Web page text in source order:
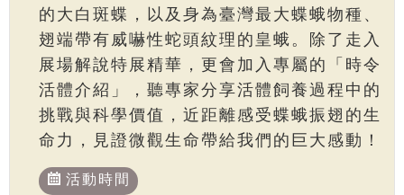
的大白斑蝶，以及身為臺灣最大蝶蛾物種、
翅端帶有威嚇性蛇頭紋理的皇蛾。除了走入
展場解說特展精華，更會加入專屬的「時令
活體介紹」，聽專家分享活體飼養過程中的
挑戰與科學價值，近距離感受蝶蛾振翅的生
命力，見證微觀生命帶給我們的巨大感動！
活動時間